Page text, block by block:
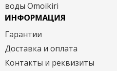
воды Omoikiri
ИНФОРМАЦИЯ
Гарантии
Доставка и оплата
Контакты и реквизиты